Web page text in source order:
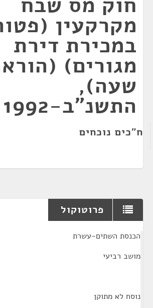
מקרקעין
במכירת דירת
מגורים)
שעה),
התשנ"ב-1992
ח"כים נוכחים
פרוטוקול
הכנסת השתים-עשרת
מושב רביעי
נוסח לא מתוקן